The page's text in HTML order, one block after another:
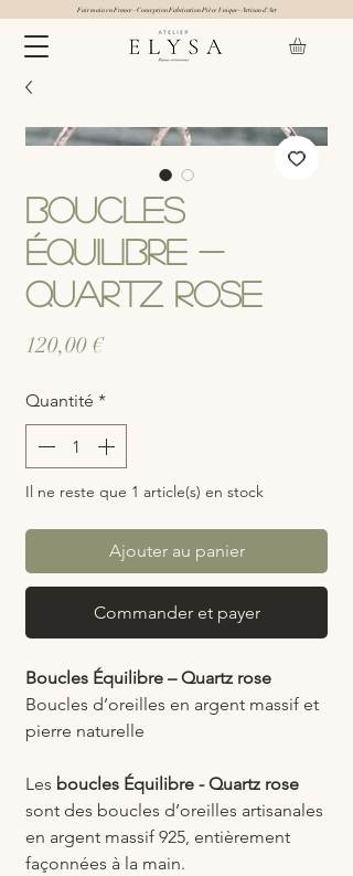
Fait main en France - Conception Fabrication Pièce Unique- Artisan d'Art
Boucles
Équilibre -
Quartz rose
120,00 €Prix
Quantité *
Il ne reste que 1 article(s) en stock
Ajouter au panier
Commander et payer
Boucles Équilibre – Quartz rose
Boucles d’oreilles en argent massif et
pierre naturelle
Les boucles Équilibre - Quartz rose
sont des boucles d’oreilles artisanales
en argent massif 925, entièrement
façonnées à la main.